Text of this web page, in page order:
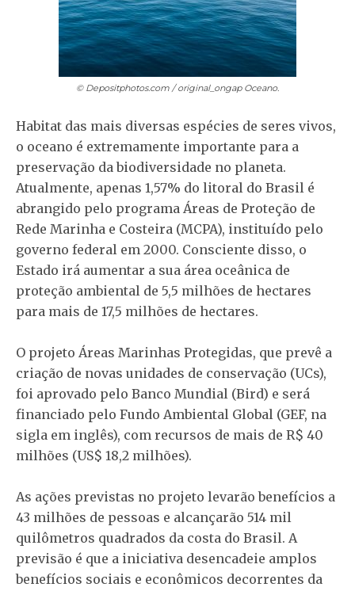
© Depositphotos.com / original_ongapOceano.
Habitat das mais diversas espécies de seres vivos,
o oceano é extremamente importante para a
preservação da biodiversidade no planeta.
Atualmente, apenas 1,57% do litoral do Brasil é
abrangido pelo programa Áreas de Proteção de
Rede Marinha e Costeira (MCPA), instituído pelo
governo federal em 2000. Consciente disso, o
Estado irá aumentar a sua área oceânica de
proteção ambiental de 5,5 milhões de hectares
para mais de 17,5 milhões de hectares.
O projeto Áreas Marinhas Protegidas, que prevê a
criação de novas unidades de conservação (UCs),
foi aprovado pelo Banco Mundial (Bird) e será
financiado pelo Fundo Ambiental Global (GEF, na
sigla em inglês), com recursos de mais de R$ 40
milhões (US$ 18,2 milhões).
As ações previstas no projeto levarão benefícios a
43 milhões de pessoas e alcançarão 514 mil
quilômetros quadrados da costa do Brasil. A
previsão é que a iniciativa desencadeie amplos
benefícios sociais e econômicos decorrentes da